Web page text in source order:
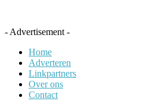
- Advertisement -
Home
Adverteren
Linkpartners
Over ons
Contact